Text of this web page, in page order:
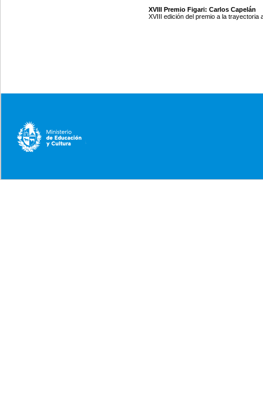
XVIII Premio Figari: Carlos Capelán
XVIII edición del premio a la trayectoria